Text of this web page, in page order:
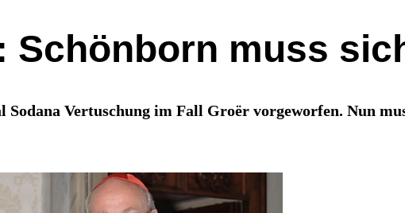
Schönborn muss
Vertuschung im Fall Groër vorgeworfen. Nun